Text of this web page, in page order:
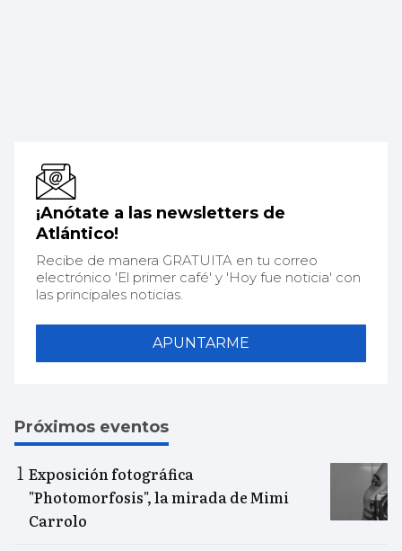
¡Anótate a las newsletters de
Atlántico!
Recibe de manera GRATUITA en tu correo
electrónico 'El primer café' y 'Hoy fue noticia' con
las principales noticias.
APUNTARME
Próximos eventos
Exposición fotográfica
"Photomorfosis", la mirada de Mimi
Carrolo